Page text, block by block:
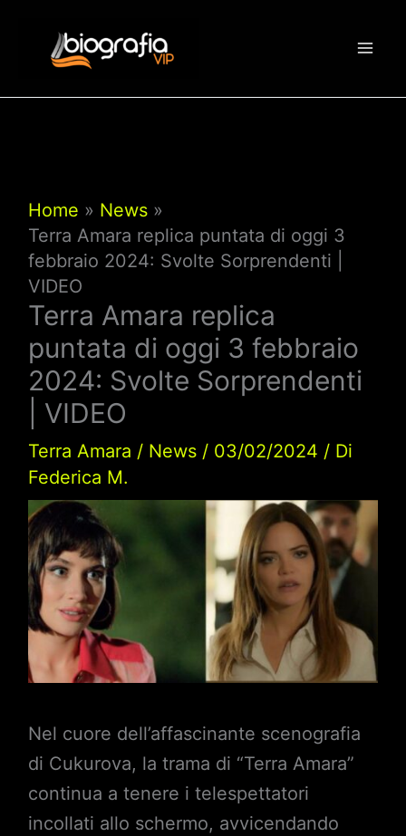
contenuto
Home
News
Terra Amara replica puntata di oggi 3
febbraio 2024: Svolte Sorprendenti |
VIDEO
Terra Amara replica
puntata di oggi 3 febbraio
2024: Svolte Sorprendenti
| VIDEO
Terra Amara / News/ 03/02/2024 / Di
Federica M.
Nel cuore dell’affascinante scenografia
di Cukurova, la trama di “Terra Amara”
continua a tenere i telespettatori
incollati allo schermo, avvicendando